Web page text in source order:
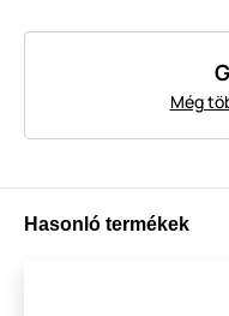
Még
Hasonló termékek